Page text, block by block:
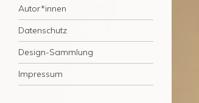
Autor*innen
Datenschutz
Design-Sammlung
Impressum